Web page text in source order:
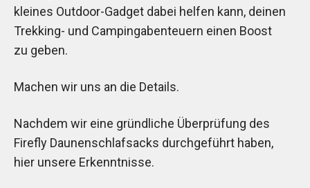
kleines Outdoor-Gadget dabei helfen kann, deinen
Trekking- und Campingabenteuern einen Boost
zu geben.
Machen wir uns an die Details.
Nachdem wir eine gründliche Überprüfung des
Firefly Daunenschlafsacks durchgeführt haben,
hier unsere Erkenntnisse.